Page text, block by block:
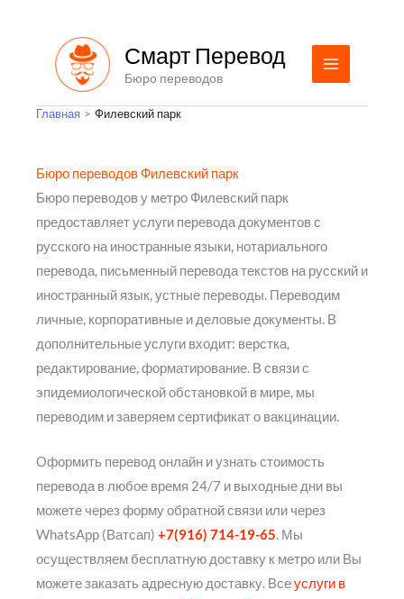
содержимому
Смарт Перевод
Бюро переводов
Главная Филевский парк
Бюро переводов Филевский парк
Бюро переводов у метро Филевский парк
предоставляет услуги перевода документов с
русского на иностранные языки, нотариального
перевода, письменный перевода текстов на русский и
иностранный язык, устные переводы. Переводим
личные, корпоративные и деловые документы. В
дополнительные услуги входит: верстка,
редактирование, форматирование. В связи с
эпидемиологической обстановкой в мире, мы
переводим и заверяем сертификат о вакцинации.
Оформить перевод онлайн и узнать стоимость
перевода в любое время 24/7 и выходные дни вы
можете через форму обратной связи или через
WhatsApp (Ватсап) +7(916) 714-19-65. Мы
осуществляем бесплатную доставку к метро или Вы
можете заказать адресную доставку. Всеуслуги в